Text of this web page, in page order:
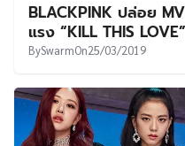
BLACKPINK ปล่อย
แรง “KILL THIS LOVE”
BySwarmOn25/03/2019